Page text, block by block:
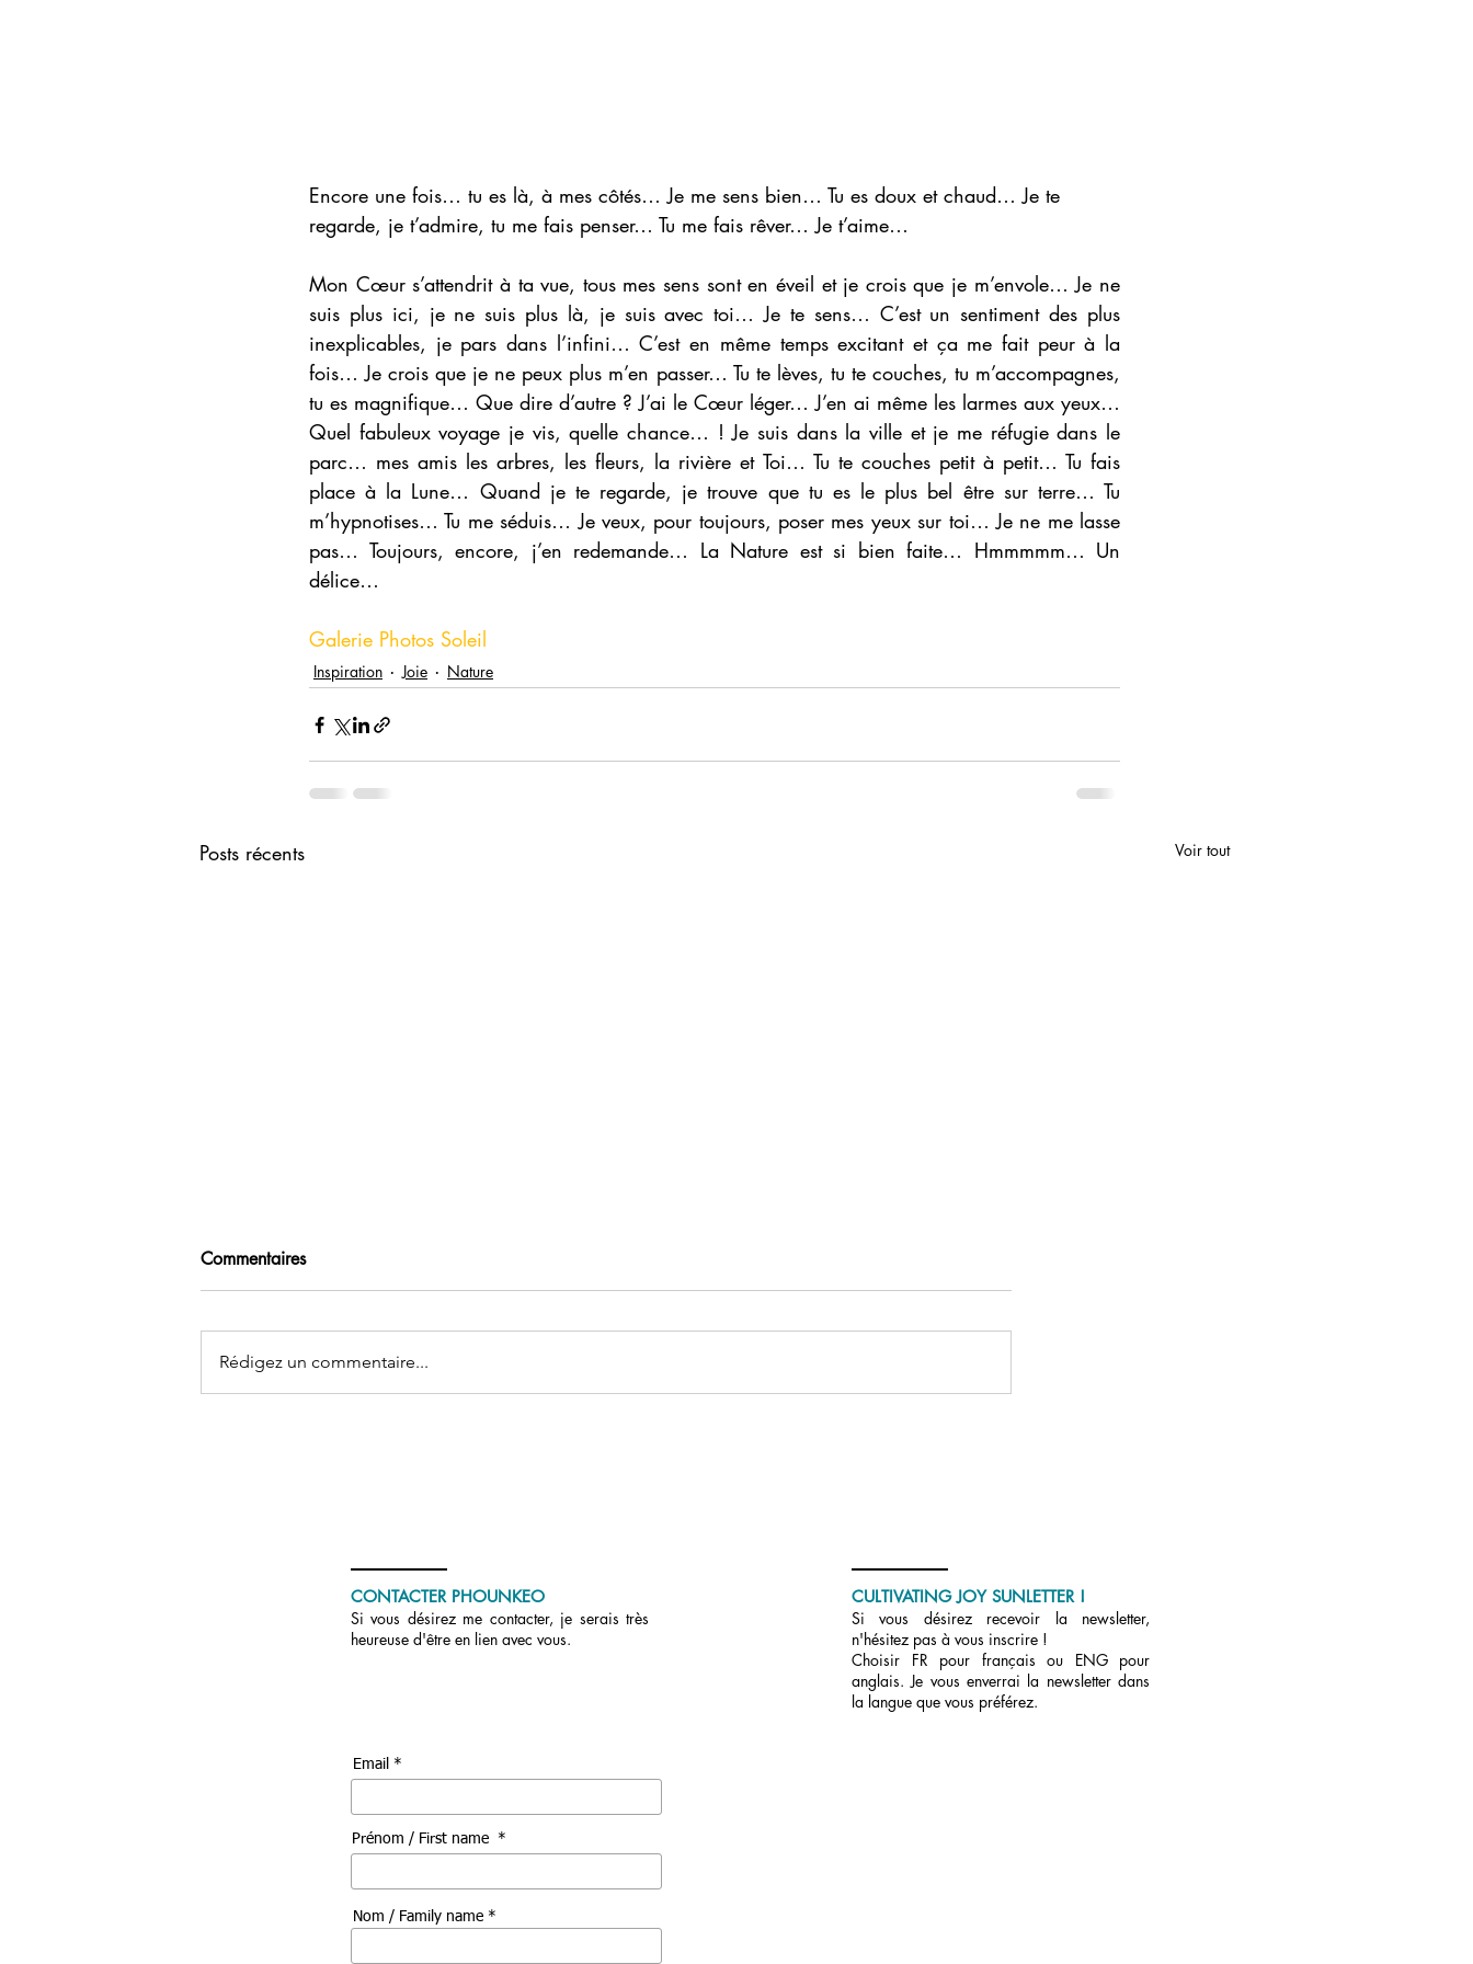
Encore une fois… tu es là, à mes côtés… Je me sens bien… Tu es doux et chaud… Je te
regarde, je t’admire, tu me fais penser… Tu me fais rêver… Je t’aime…
Mon Cœur s’attendrit à ta vue, tous mes sens sont en éveil et je crois que je m’envole… Je ne
suis plus ici, je ne suis plus là, je suis avec toi… Je te sens… C’est un sentiment des plus
inexplicables, je pars dans l’infini… C’est en même temps excitant et ça me fait peur à la
fois… Je crois que je ne peux plus m’en passer… Tu te lèves, tu te couches, tu m’accompagnes,
tu es magnifique… Que dire d’autre ? J’ai le Cœur léger… J’en ai même les larmes aux yeux…
Quel fabuleux voyage je vis, quelle chance… ! Je suis dans la ville et je me réfugie dans le
parc… mes amis les arbres, les fleurs, la rivière et Toi… Tu te couches petit à petit… Tu fais
place à la Lune… Quand je te regarde, je trouve que tu es le plus bel être sur terre… Tu
m’hypnotises… Tu me séduis… Je veux, pour toujours, poser mes yeux sur toi… Je ne me lasse
pas… Toujours, encore, j’en redemande… La Nature est si bien faite… Hmmmmm… Un
délice…
Galerie Photos Soleil
Inspiration Joie Nature
Posts récents Voir tout
Podcast : Vos questions
Commentaires
Rédigez un commentaire...
CONTACTER PHOUNKEO
Si vous désirez me contacter, je serais très
heureuse d'être en lien avec vous.
Email *
Prénom / First name *
Nom / Family name *
CULTIVATING JOY SUNLETTER !
Si vous désirez recevoir la newsletter,
n'hésitez pas à vous inscrire !
Choisir FR pour français ou ENG pour
anglais. Je vous enverrai la newsletter dans
la langue que vous préférez.